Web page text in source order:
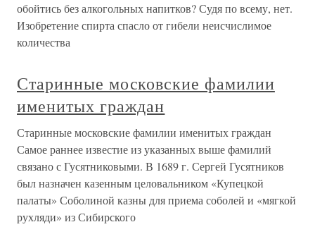
обойтись без алкогольных напитков? Судя по всему, нет.
Изобретение спирта спасло от гибели неисчислимое
количества
Старинные московские фамилии
именитых граждан
Старинные московские фамилии именитых граждан
Самое раннее известие из указанных выше фамилий
связано с Гусятниковыми. В 1689 г. Сергей Гусятников
был назначен казенным целовальником «Купецкой
палаты» Соболиной казны для приема соболей и «мягкой
рухляди» из Сибирского